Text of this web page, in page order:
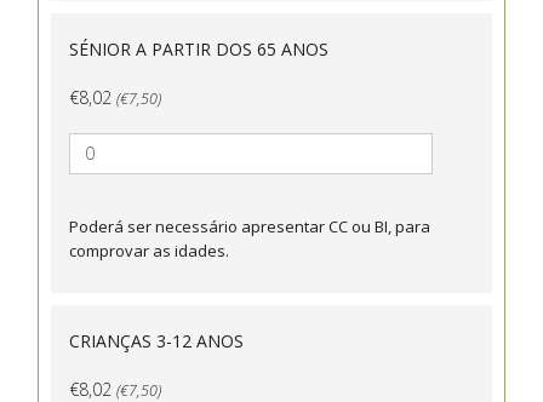
SÉNIOR A PARTIR DOS 65 ANOS
€8,02 (€7,50)
Poderá ser necessário apresentar CC ou BI, para
comprovar as idades.
CRIANÇAS 3-12 ANOS
€8,02 (€7,50)